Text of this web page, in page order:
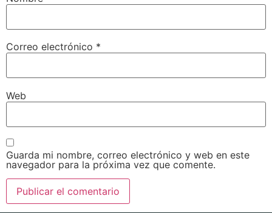
Correo electrónico *
Web
Guarda mi nombre, correo electrónico y web en este
navegador para la próxima vez que comente.